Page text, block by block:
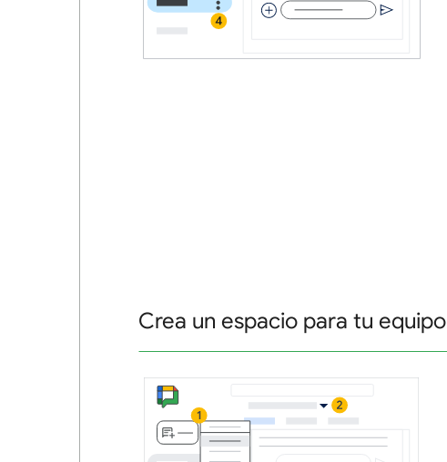
Crea un espacio para tu equipo